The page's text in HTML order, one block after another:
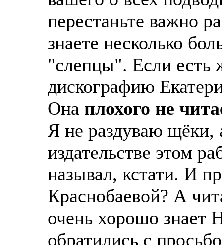
перестаньте важно
знаете несколько
"слепцы". Если есть
дискографию
Она плохого не
Я не раздуваю щёки,
издательстве этом
называл, кстати. И
Краснобаевой? А
очень хорошо знает
обратились с